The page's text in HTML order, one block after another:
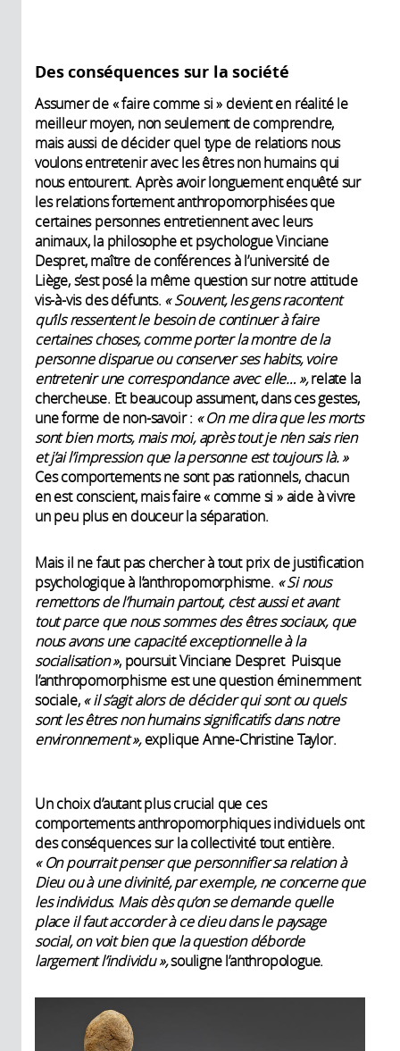
Des conséquences sur la société
Assumer de « faire comme si » devient en réalité le
meilleur moyen, non seulement de comprendre,
mais aussi de décider quel type de relations nous
voulons entretenir avec les êtres non humains qui
nous entourent. Après avoir longuement enquêté sur
les relations fortement anthropomorphisées que
certaines personnes entretiennent avec leurs
animaux, la philosophe et psychologue Vinciane
Despret, maître de conférences à l’université de
Liège, s’est posé la même question sur notre attitude
vis-à-vis des défunts. « Souvent, les gens racontent
qu’ils ressentent le besoin de continuer à faire
certaines choses, comme porter la montre de la
personne disparue ou conserver ses habits, voire
entretenir une correspondance avec elle… »,relate la
chercheuse. Et beaucoup assument, dans ces gestes,
une forme de non-savoir : « On me dira que les morts
sont bien morts, mais moi, après tout je n’en sais rien
et j’ai l’impression que la personne est toujours là. »
Ces comportements ne sont pas rationnels, chacun
en est conscient, mais faire « comme si » aide à vivre
un peu plus en douceur la séparation.
Mais il ne faut pas chercher à tout prix de justification
psychologique à l’anthropomorphisme. « Si nous
remettons de l’humain partout, c’est aussi et avant
tout parce que nous sommes des êtres sociaux, que
nous avons une capacité exceptionnelle à la
socialisation », poursuit Vinciane Despret Puisque
l’anthropomorphisme est une question éminemment
sociale,« il s’agit alors de décider qui sont ou quels
sont les êtres non humains significatifs dans notre
environnement »,explique Anne-Christine Taylor.
Un choix d’autant plus crucial que ces
comportements anthropomorphiques individuels ont
des conséquences sur la collectivité tout entière.
« On pourrait penser que personnifier sa relation à
Dieu ou à une divinité, par exemple, ne concerne que
les individus. Mais dès qu’on se demande quelle
place il faut accorder à ce dieu dans le paysage
social, on voit bien que la question déborde
largement l’individu »,souligne l’anthropologue.